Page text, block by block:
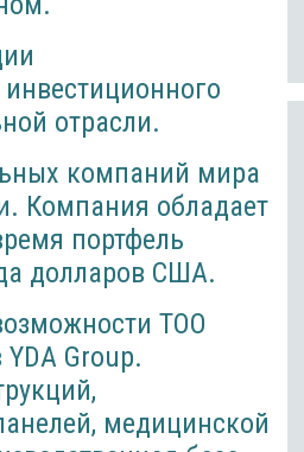
отрасли.
компаний мира
Компания обладает
портфель
долларов США.
ТОО
Group.
медицинской